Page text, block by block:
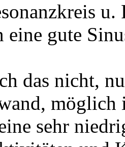
u.
eine gute
das nicht,
möglich
sehr